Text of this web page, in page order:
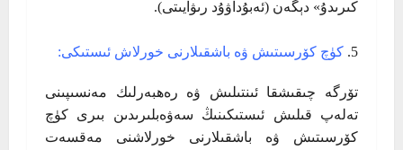
كىرىدۇ» دېگەن (ئەبۇداۋۇد رىۋايىتى).
كۈچ كۆرسىتىش ۋە باشقىلارنى خورلاش ئىستىكى:
تۆرگە چىقىشقا ئىنتىلىش ۋە رەھبەرلىك مەنسىپىنى
تەلەپ قىلىش ئىستىكىنىڭ سەۋەبلىرىدىن بىرى كۈچ
كۆرسىتىش ۋە باشقىلارنى خورلاشنى مەقسەت